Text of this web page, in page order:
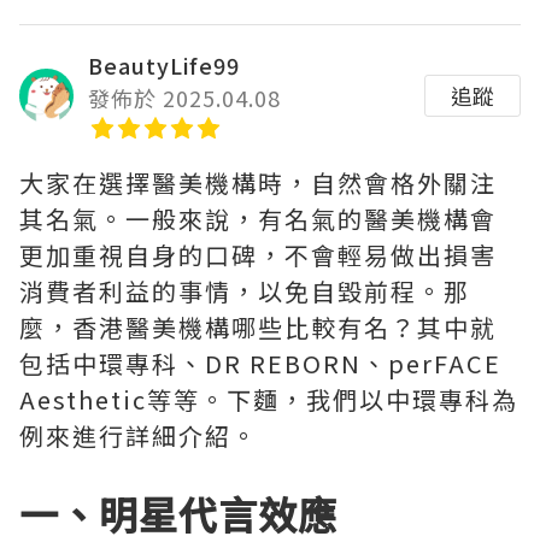
BeautyLife99
發佈於 2025.04.08
追蹤
大家在選擇醫美機構時，自然會格外關注
其名氣。一般來說，有名氣的醫美機構會
更加重視自身的口碑，不會輕易做出損害
消費者利益的事情，以免自毀前程。那
麼，香港醫美機構哪些比較有名？其中就
包括中環專科、DR REBORN、perFACE
Aesthetic等等。下麵，我們以中環專科為
例來進行詳細介紹。
一、明星代言效應